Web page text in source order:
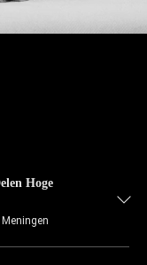
Hoge
Meningen